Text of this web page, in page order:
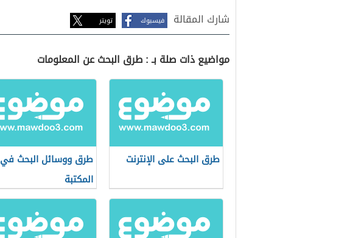
شارك المقالة فيسبوك تويتر
مواضيع ذات صلة بـ : طرق البحث عن المعلومات
طرق البحث على الإنترنت
طرق ووسائل البحث في
المكتبة